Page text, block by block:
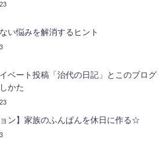
い悩みを解消するヒント
ベート投稿「治代の日記」とこのブログ
かた
ョン】家族のふんぱんを休日に作る☆